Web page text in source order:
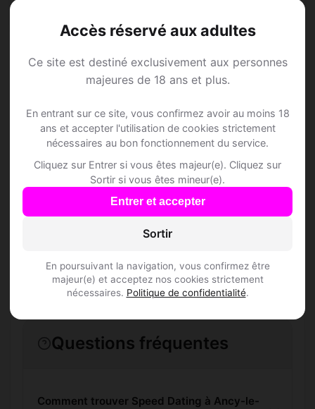
Accès réservé aux adultes
Ce site est destiné exclusivement aux personnes
majeures de 18 ans et plus.
En entrant sur ce site, vous confirmez avoir au moins 18
ans et accepter l'utilisation de cookies strictement
nécessaires au bon fonctionnement du service.
Cliquez sur Entrer si vous êtes majeur(e). Cliquez sur
Sortir si vous êtes mineur(e).
Entrer et accepter
Sortir
En poursuivant la navigation, vous confirmez être
majeur(e) et acceptez nos cookies strictement
nécessaires. Politique de confidentialité.
Speed Dating à Ancy-
le-Libre
Rejoins les membres de Ancy-le-Libre et
des alentours !
S'inscrire gratuitement
Questions fréquentes
Comment trouver Speed Dating à Ancy-le-